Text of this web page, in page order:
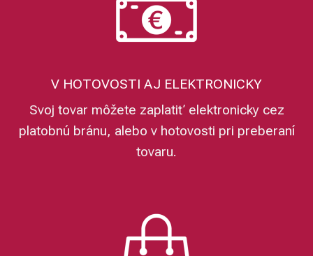
V HOTOVOSTI AJ ELEKTRONICKY
Svoj tovar môžete zaplatiť elektronicky cez
platobnú bránu, alebo v hotovosti pri preberaní
tovaru.